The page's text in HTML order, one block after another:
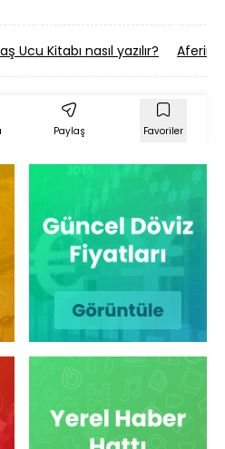
Ucu Kitabı nasıl yazılır? Aferin
Paylaş Favoriler